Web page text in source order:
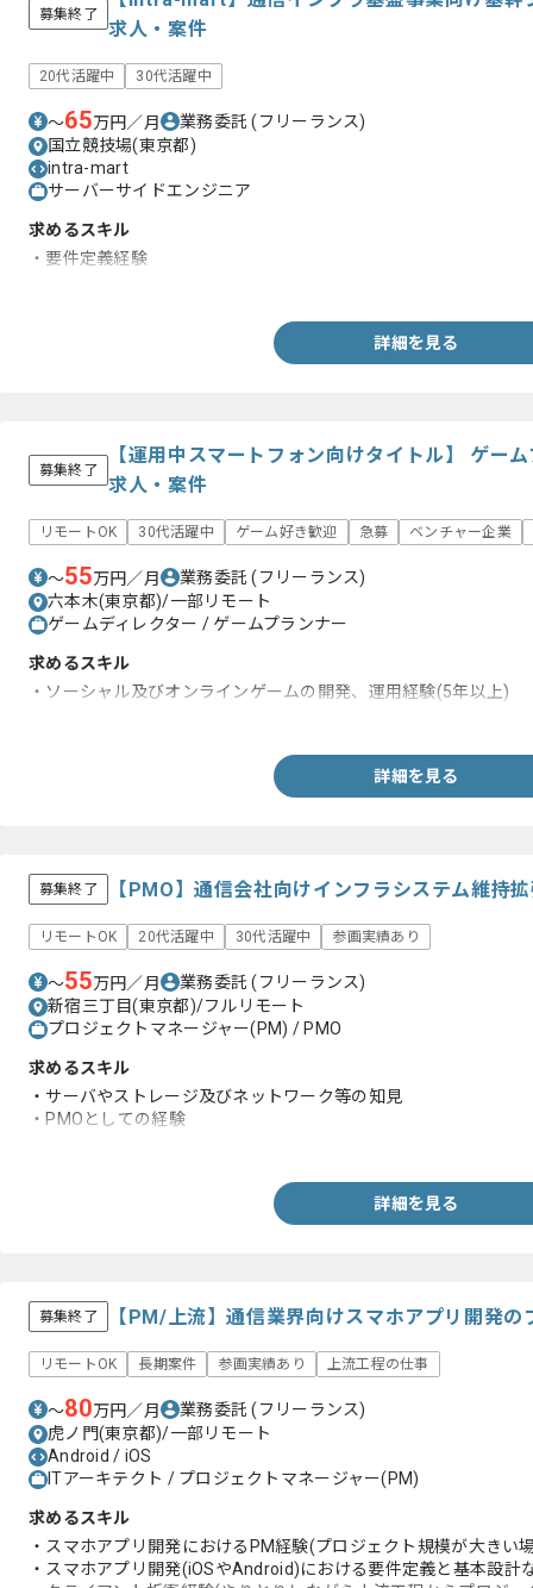
募集終了
求人・案件
20代活躍中 30代活躍中
〜65万円／月 業務委託(フリーランス)
国立競技場(東京都)
intra-mart
サーバーサイドエンジニア
求めるスキル
・要件定義経験
詳細を見る
募集終了
【運用中スマートフォン向けタイトル】 ゲー
求人・案件
リモートOK 30代活躍中 ゲーム好き歓迎 急募 ベンチャー企業
〜55万円／月 業務委託(フリーランス)
六本木(東京都)/一部リモート
ゲームディレクター / ゲームプランナー
求めるスキル
・ソーシャル及びオンラインゲームの開発、運用経験(5年以上)
詳細を見る
募集終了 【PMO】通信会社向けインフラシステム維持
リモートOK 20代活躍中 30代活躍中 参画実績あり
〜55万円／月 業務委託(フリーランス)
新宿三丁目(東京都)/フルリモート
プロジェクトマネージャー(PM) / PMO
求めるスキル
・サーバやストレージ及びネットワーク等の知見
・PMOとしての経験
詳細を見る
募集終了 【PM/上流】通信業界向けスマホアプリ開発
リモートOK 長期案件 参画実績あり 上流工程の仕事
〜80万円／月 業務委託(フリーランス)
虎ノ門(東京都)/一部リモート
Android / iOS
ITアーキテクト / プロジェクトマネージャー(PM)
求めるスキル
・スマホアプリ開発におけるPM経験(プロジェクト規模が大きい
・スマホアプリ開発(iOSやAndroid)における要件定義と基本設計